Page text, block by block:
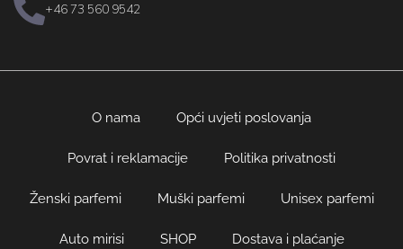
+46 73 560 9542
O nama Opći uvjeti poslovanja
Povrat i reklamacije Politika privatnosti
Ženski parfemi Muški parfemi Unisex parfemi
Auto mirisi SHOP Dostava i plaćanje